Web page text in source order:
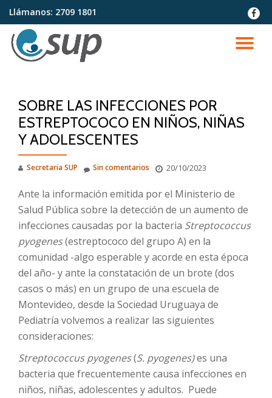
Saltar
contenido
Llámanos: 2709 1801
fa-
SOBRE LAS INFECCIONES POR
ESTREPTOCOCO EN NIÑOS, NIÑAS
Y ADOLESCENTES
Secretaria SUP 20/10/2023
Sin comentarios
Ante la información emitida por el Ministerio de
Salud Pública sobre la detección de un aumento de
infecciones causadas por la bacteria Streptococcus
pyogenes(estreptococo del grupo A) en la
comunidad -algo esperable y acorde en esta época
del año- y ante la constatación de un brote (dos
casos o más) en un grupo de una escuela de
Montevideo, desde la Sociedad Uruguaya de
Pediatría volvemos a realizar las siguientes
consideraciones:
Streptococcus pyogenes(S. pyogenes)es una
bacteria que frecuentemente causa infecciones en
niños, niñas, adolescentes y adultos. Puede